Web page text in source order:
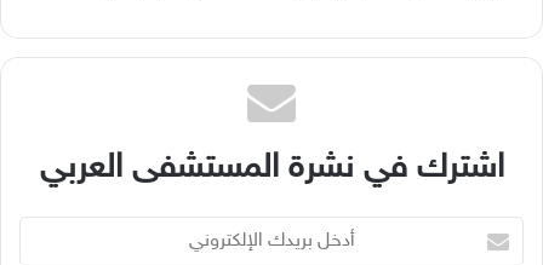
اشترك في نشرة المستشفى العربي
بريدك